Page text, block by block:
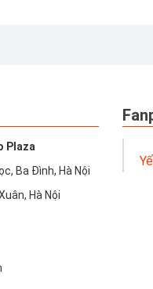
Plaza
Ba Đình, Hà Nội
Hà Nội